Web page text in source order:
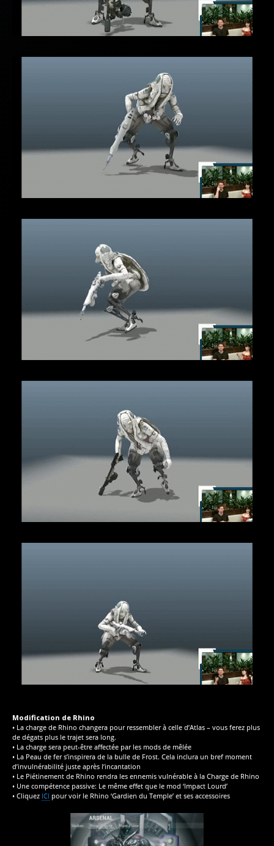
Modification de Rhino
• La charge de Rhino changera pour ressembler à celle d’Atlas – vous ferez plus
de dégats plus le trajet sera long.
• La charge sera peut-être affectée par les mods de mêlée
• La Peau de fer s’inspirera de la bulle de Frost. Cela inclura un bref moment
d’invulnérabilité juste après l’incantation
• Le Piétinement de Rhino rendra les ennemis vulnérable à la Charge de Rhino
• Une compétence passive: Le même effet que le mod ‘Impact Lourd’
• Cliquez ICI pour voir le Rhino ‘Gardien du Temple’ et ses accessoires